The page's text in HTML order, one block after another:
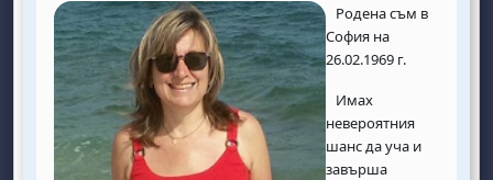
Родена съм в
София на
26.02.1969 г.
Имах
невероятния
шанс да уча и
завърша